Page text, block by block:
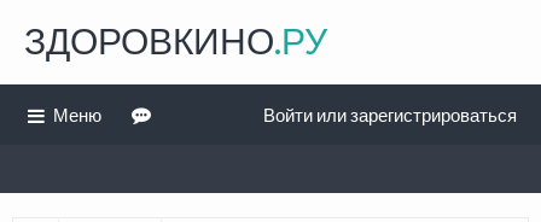
ЗДОРОВКИНО.РУ
Меню Войти или зарегистрироваться